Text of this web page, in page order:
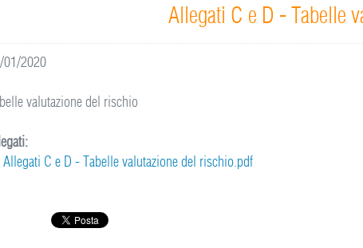
Allegati C e D - Tabelle
01/2020
valutazione del rischio
Allegati C e D - Tabelle valutazione del rischio.pdf